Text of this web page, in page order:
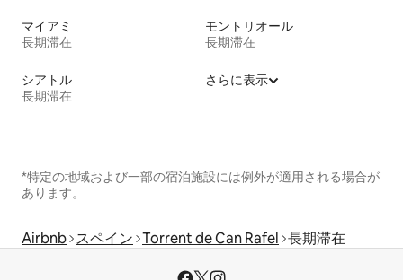
マイアミ
長期滞在
モントリオール
長期滞在
シアトル
長期滞在
さらに表示
*特定の地域および一部の宿泊施設には例外が適用される場合が
あります。
Airbnb スペイン Torrent de Can Rafel 長期滞在